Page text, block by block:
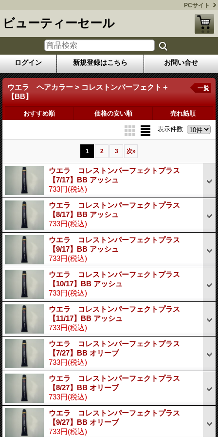
PCサイト
ビューティーセール
ログイン 新規登録はこちら お問い合せ
ウエラ ヘアカラー > コレストンパーフェクト＋
【BB】
一覧
おすすめ順 価格の安い順 売れ筋順
表示件数:
1 2 3 次»
ウエラ コレストンパーフェクトプラス
【7/17】BB アッシュ
733円(税込)
ウエラ コレストンパーフェクトプラス
【8/17】BB アッシュ
733円(税込)
ウエラ コレストンパーフェクトプラス
【9/17】BB アッシュ
733円(税込)
ウエラ コレストンパーフェクトプラス
【10/17】BB アッシュ
733円(税込)
ウエラ コレストンパーフェクトプラス
【11/17】BB アッシュ
733円(税込)
ウエラ コレストンパーフェクトプラス
【7/27】BB オリーブ
733円(税込)
ウエラ コレストンパーフェクトプラス
【8/27】BB オリーブ
733円(税込)
ウエラ コレストンパーフェクトプラス
【9/27】BB オリーブ
733円(税込)